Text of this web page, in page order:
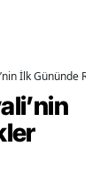
İlk Gününde